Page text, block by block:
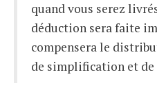
quand vous serez
déduction sera faite
compensera le
de simplification et de